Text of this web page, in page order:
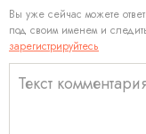
Вы уже сейчас можете
под своим именем и
зарегистрируйтесь